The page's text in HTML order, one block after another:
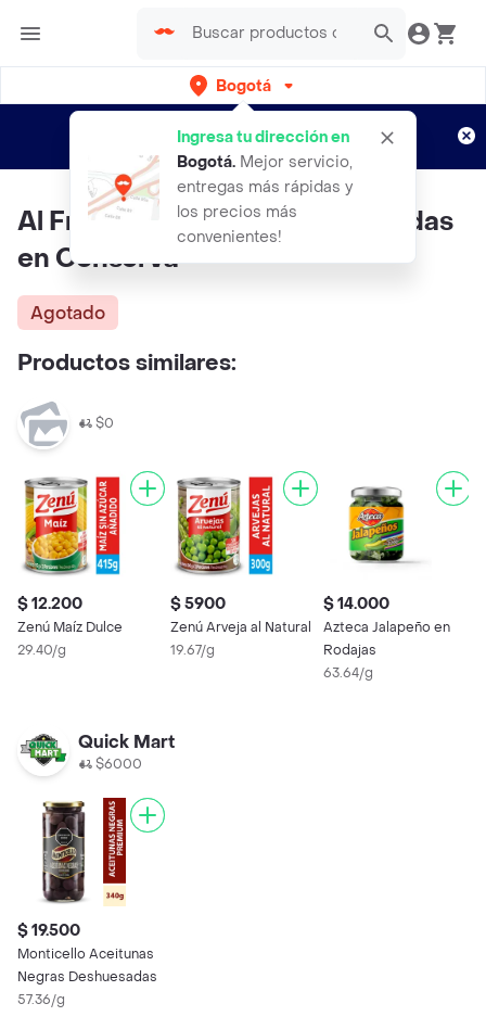
Bogotá
Ingresa tu dirección en
Bogotá. Mejor servicio,
entregas más rápidas y
los precios más
convenientes!
envíos gratis por semanas
Aplican TyC
Al Fresco Aceitunas Deshuesadas
en Conserva
Agotado
Productos similares:
$0
$ 12.200
Zenú Maíz Dulce
29.40/g
$ 5900
Zenú Arveja al Natural
19.67/g
$ 14.000
Azteca Jalapeño en
Rodajas
63.64/g
Quick Mart
$6000
$ 19.500
Monticello Aceitunas
Negras Deshuesadas
57.36/g